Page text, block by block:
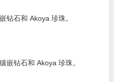
钻石和 Akoya 珍珠。
嵌钻石和 Akoya 珍珠。